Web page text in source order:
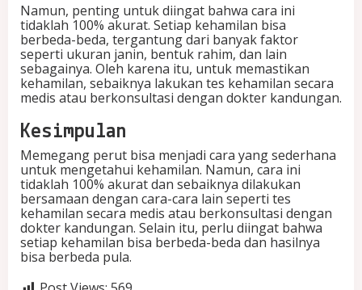
Namun, penting untuk diingat bahwa cara ini
tidaklah 100% akurat. Setiap kehamilan bisa
berbeda-beda, tergantung dari banyak faktor
seperti ukuran janin, bentuk rahim, dan lain
sebagainya. Oleh karena itu, untuk memastikan
kehamilan, sebaiknya lakukan tes kehamilan secara
medis atau berkonsultasi dengan dokter kandungan.
Kesimpulan
Memegang perut bisa menjadi cara yang sederhana
untuk mengetahui kehamilan. Namun, cara ini
tidaklah 100% akurat dan sebaiknya dilakukan
bersamaan dengan cara-cara lain seperti tes
kehamilan secara medis atau berkonsultasi dengan
dokter kandungan. Selain itu, perlu diingat bahwa
setiap kehamilan bisa berbeda-beda dan hasilnya
bisa berbeda pula.